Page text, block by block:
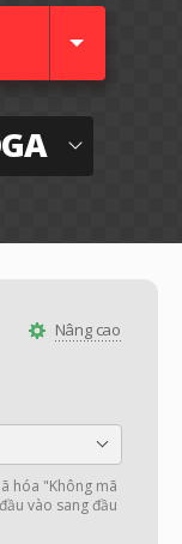
Nâng cao
hóa "Không mã
vào sang đầu